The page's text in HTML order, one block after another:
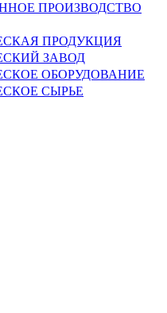
ПРОИЗВОДСТВО
ПРОДУКЦИЯ
ЗАВОД
ОБОРУДОВАНИЕ
СЫРЬЕ